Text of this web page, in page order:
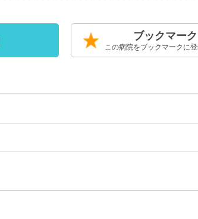
ブックマーク
この病院をブックマークに